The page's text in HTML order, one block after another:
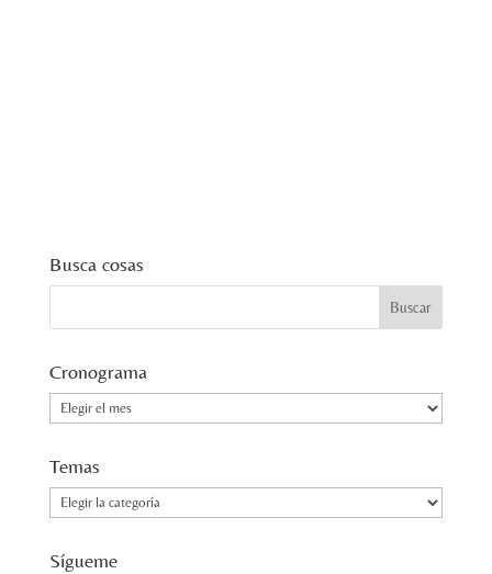
Busca cosas
Cronograma
Cronograma
Temas
Temas
Sígueme